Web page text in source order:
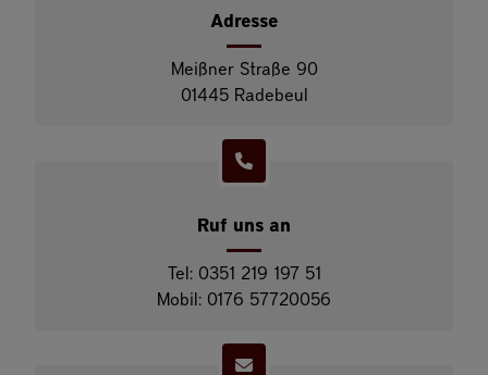
Adresse
Meißner Straße 90
01445 Radebeul
Ruf uns an
Tel: 0351 219 197 51
Mobil: 0176 57720056